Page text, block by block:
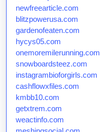
newfreearticle.com
blitzpowerusa.com
gardenofeaten.com
hycys05.com
onemoremilerunning.com
snowboardsteez.com
instagrambioforgirls.com
cashflowxfiles.com
kmbb10.com
getxtrem.com
weactinfo.com